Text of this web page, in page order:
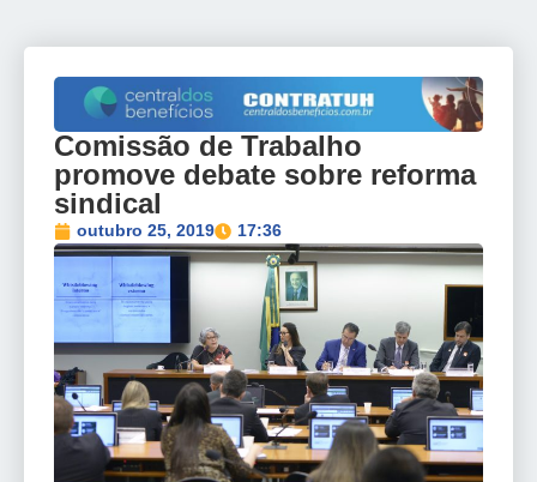
Comissão de Trabalho
promove debate sobre reforma
sindical
outubro 25, 2019 17:36